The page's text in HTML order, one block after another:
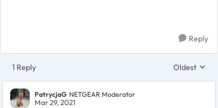
Reply
1 Reply Replies
Oldest
PatrycjaG NETGEAR Moderator
Mar 29, 2021